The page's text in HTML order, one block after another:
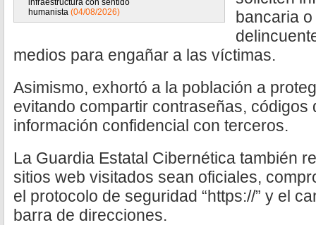
infraestructura con sentido
humanista (04/08/2026)
bancaria
medios para engañar a las víctimas.
Asimismo, exhortó a la población a
evitando compartir contraseñas,
información confidencial con terceros.
La Guardia Estatal Cibernética también
sitios web visitados sean oficiales,
el protocolo de seguridad “https://” y el
barra de direcciones.